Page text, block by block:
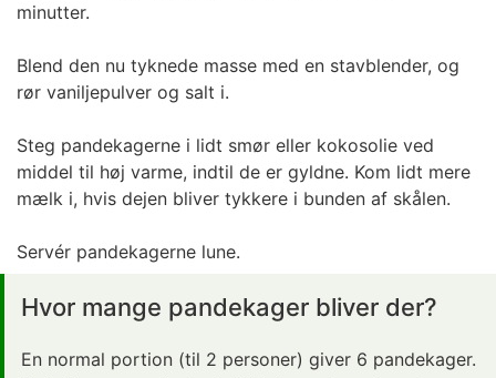
minutter.
Blend den nu tyknede masse med en stavblender, og
rør vaniljepulver og salt i.
Steg pandekagerne i lidt smør eller kokosolie ved
middel til høj varme, indtil de er gyldne. Kom lidt mere
mælk i, hvis dejen bliver tykkere i bunden af skålen.
Servér pandekagerne lune.
Hvor mange pandekager bliver der?
En normal portion (til 2 personer) giver 6 pandekager.